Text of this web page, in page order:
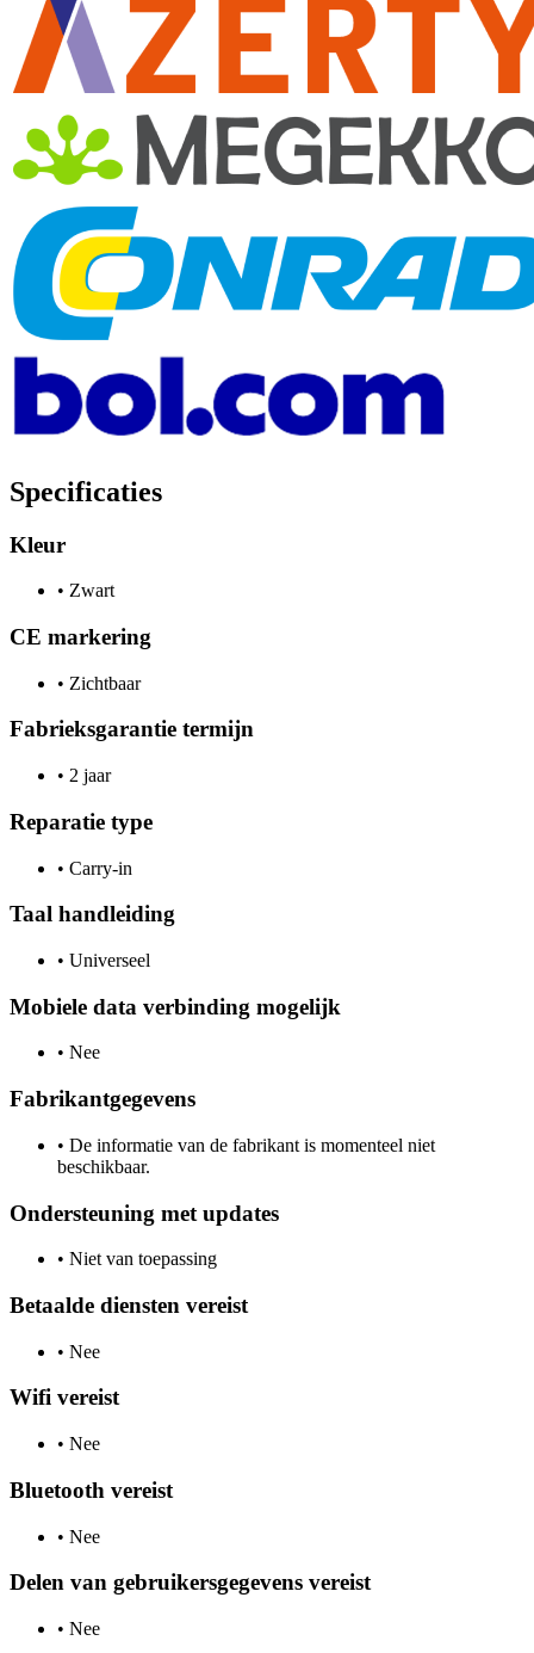
Specificaties
Kleur
• Zwart
CE markering
• Zichtbaar
Fabrieksgarantie termijn
• 2 jaar
Reparatie type
• Carry-in
Taal handleiding
• Universeel
Mobiele data verbinding mogelijk
• Nee
Fabrikantgegevens
• De informatie van de fabrikant is momenteel niet
beschikbaar.
Ondersteuning met updates
• Niet van toepassing
Betaalde diensten vereist
• Nee
Wifi vereist
• Nee
Bluetooth vereist
• Nee
Delen van gebruikersgegevens vereist
• Nee